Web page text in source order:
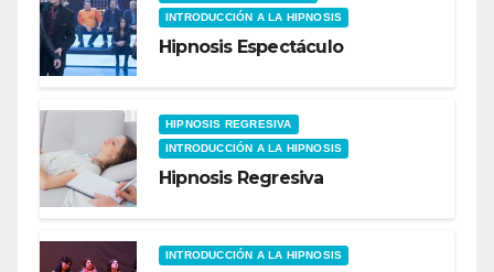
INTRODUCCIÓN A LA HIPNOSIS
Hipnosis Espectáculo
HIPNOSIS REGRESIVA
INTRODUCCIÓN A LA HIPNOSIS
Hipnosis Regresiva
INTRODUCCIÓN A LA HIPNOSIS